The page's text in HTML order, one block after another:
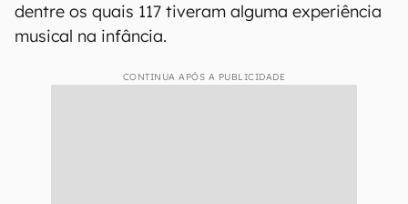
dentre os quais 117 tiveram alguma experiência
musical na infância.
CONTINUA APÓS A PUBLICIDADE